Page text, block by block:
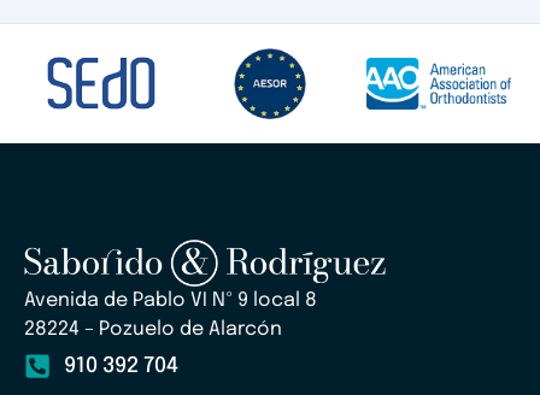
Avenida de Pablo VI Nº 9 local 8
28224 – Pozuelo de Alarcón
910 392 704